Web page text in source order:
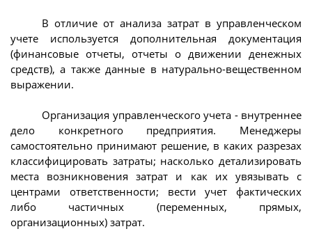
В отличие от анализа затрат в управленческом
учете используется дополнительная документация
(финансовые отчеты, отчеты о движении денежных
средств), а также данные в натурально-вещественном
выражении.
Организация управленческого учета - внутреннее
дело конкретного предприятия. Менеджеры
самостоятельно принимают решение, в каких разрезах
классифицировать затраты; насколько детализировать
места возникновения затрат и как их увязывать с
центрами ответственности; вести учет фактических
либо частичных (переменных, прямых,
организационных) затрат.